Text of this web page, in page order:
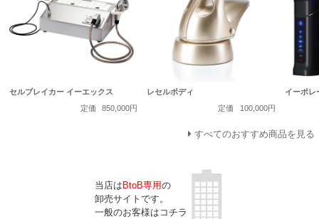
セルブレイカー イーエックス
定価
850,000円
レセルボディ
定価
100,000円
イーポレ
すべてのおすすめ商品を見る
当店はBtoB専用の
卸売サイトです。
一般のお客様はコチラ